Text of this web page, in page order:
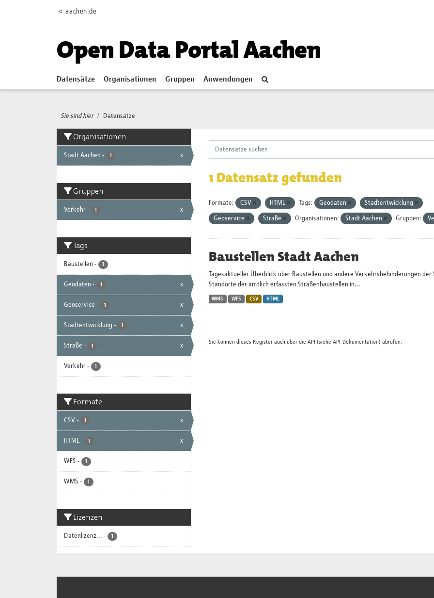
< aachen.de
Open Data Portal Aachen
Datensätze Organisationen Gruppen Anwendungen
Sie sind hier Datensätze
Organisationen
Stadt Aachen - 1 x
Gruppen
Verkehr - 1 x
Tags
Baustellen - 1
Geodaten - 1 x
Geoservice - 1 x
Stadtentwicklung - 1 x
Straße - 1 x
Verkehr - 1
Formate
CSV - 1 x
HTML - 1 x
WFS - 1
WMS - 1
Lizenzen
Datenlizenz... - 1
1 Datensatz gefunden
Formate: CSV HTML Tags: Geodaten Stadtentwicklung
Geoservice Straße Organisationen: Stadt Aachen Gruppen:
Baustellen Stadt Aachen
Tagesaktueller Überblick über Baustellen und andere Verkehrsbehinderungen
Standorte der amtlich erfassten Straßenbaustellen in...
WMS WFS CSV HTML
Sie können dieses Register auch über die API (siehe API-Dokumentation) abrufen.